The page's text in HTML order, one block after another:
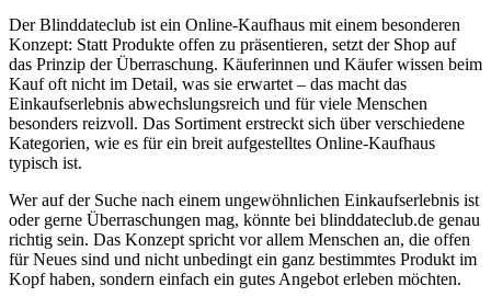
Der Blinddateclub ist ein Online-Kaufhaus mit einem besonderen
Konzept: Statt Produkte offen zu präsentieren, setzt der Shop auf
das Prinzip der Überraschung. Käuferinnen und Käufer wissen beim
Kauf oft nicht im Detail, was sie erwartet – das macht das
Einkaufserlebnis abwechslungsreich und für viele Menschen
besonders reizvoll. Das Sortiment erstreckt sich über verschiedene
Kategorien, wie es für ein breit aufgestelltes Online-Kaufhaus
typisch ist.
Wer auf der Suche nach einem ungewöhnlichen Einkaufserlebnis ist
oder gerne Überraschungen mag, könnte bei blinddateclub.de genau
richtig sein. Das Konzept spricht vor allem Menschen an, die offen
für Neues sind und nicht unbedingt ein ganz bestimmtes Produkt im
Kopf haben, sondern einfach ein gutes Angebot erleben möchten.